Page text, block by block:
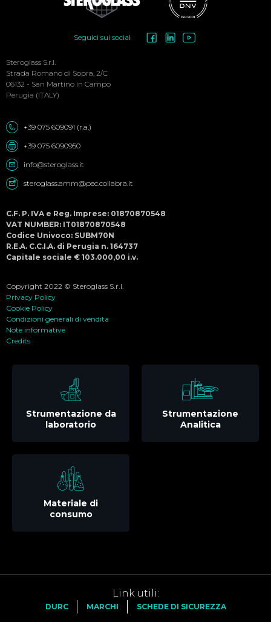
Menu
Seguici sui social
Steroglass S.r.l.
Strada Romano di Sopra, 2/C
06132 - San Martino in Campo
Perugia (ITALY)
+39 075 609091 (r.a.)
+39 075 6090950
info@steroglass.it
steroglass.amm@pec.collabra.it
C.F. P. IVA e Reg. Imprese: 01870870548
VAT NUMBER: IT01870870548
Codice Univoco: SUBM70N
R.E.A. C.C.I.A. di Perugia n. 164737
Capitale sociale € 103.000,00 i.v.
Copyright 2022 © Steroglass S.r.l.
Privacy Policy
Cookie Policy
Condizioni generali di vendita
Note informative
Credits
Strumentazione da
laboratorio
Strumentazione
Analitica
Materiale di
consumo
Link utili:
DURC MARCHI SCHEDE DI SICUREZZA